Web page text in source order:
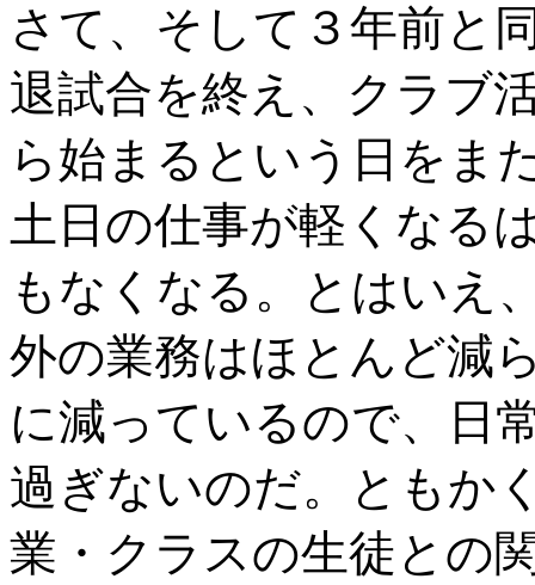
さて、そして３年前と
退試合を終え、クラブ
ら始まるという日をま
土日の仕事が軽くなる
もなくなる。とはいえ
外の業務はほとんど減
に減っているので、日
過ぎないのだ。ともか
業・クラスの生徒との